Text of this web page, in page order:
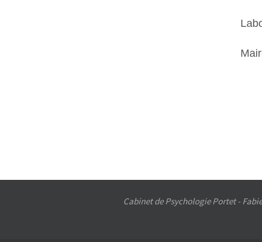
Cabinet de Psychologie Portet -